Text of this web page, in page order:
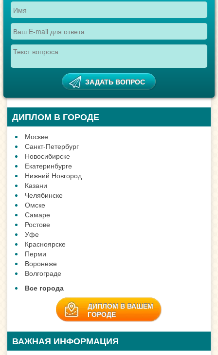
ДИПЛОМ В ГОРОДЕ
Москве
Санкт-Петербург
Новосибирске
Екатеринбурге
Нижний Новгород
Казани
Челябинске
Омске
Самаре
Ростове
Уфе
Красноярске
Перми
Воронеже
Волгограде
Все города
ДИПЛОМ В ВАШЕМ
ГОРОДЕ
ВАЖНАЯ ИНФОРМАЦИЯ